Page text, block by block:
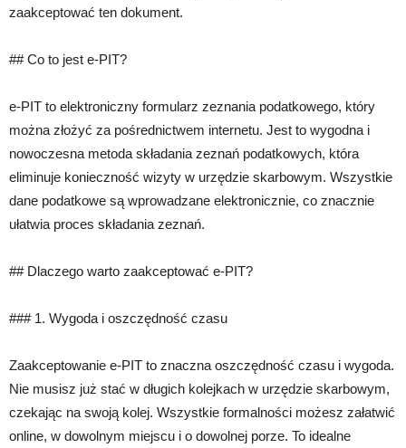
zaakceptować ten dokument.
## Co to jest e-PIT?
e-PIT to elektroniczny formularz zeznania podatkowego, który
można złożyć za pośrednictwem internetu. Jest to wygodna i
nowoczesna metoda składania zeznań podatkowych, która
eliminuje konieczność wizyty w urzędzie skarbowym. Wszystkie
dane podatkowe są wprowadzane elektronicznie, co znacznie
ułatwia proces składania zeznań.
## Dlaczego warto zaakceptować e-PIT?
### 1. Wygoda i oszczędność czasu
Zaakceptowanie e-PIT to znaczna oszczędność czasu i wygoda.
Nie musisz już stać w długich kolejkach w urzędzie skarbowym,
czekając na swoją kolej. Wszystkie formalności możesz załatwić
online, w dowolnym miejscu i o dowolnej porze. To idealne